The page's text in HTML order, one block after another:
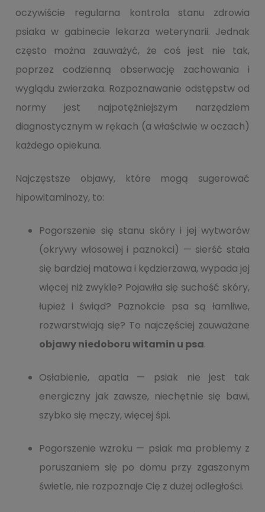
oczywiście regularna kontrola stanu zdrowia
psiaka w gabinecie lekarza weterynarii. Jednak
często można zauważyć, że coś jest nie tak,
poprzez codzienną obserwację zachowania i
wyglądu zwierzaka. Rozpoznawanie odstępstw od
normy jest najpotężniejszym narzędziem
diagnostycznym w rękach (a właściwie w oczach)
każdego opiekuna.
Najczęstsze objawy, które mogą sugerować
hipowitaminozy, to:
Pogorszenie się stanu skóry i jej wytworów
(okrywy włosowej i paznokci) — sierść stała
się bardziej matowa i kędzierzawa, wypada jej
więcej niż zwykle? Pojawiła się suchość skóry,
łupież i świąd? Paznokcie psa są łamliwe,
rozwarstwiają się? To najczęściej zauważane
objawy niedoboru witamin u psa.
Osłabienie, apatia — psiak nie jest tak
energiczny jak zawsze, niechętnie się bawi,
szybko się męczy, więcej śpi.
Pogorszenie wzroku — psiak ma problemy z
poruszaniem się po domu przy zgaszonym
świetle, nie rozpoznaje Cię z dużej odległości.